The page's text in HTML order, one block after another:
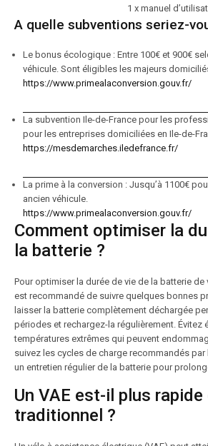
1 x manuel
A quelle subventions seriez-
Le bonus écologique : Entre 100€ et 900€
véhicule. Sont éligibles les majeurs
https://www.primealaconversion.gouv.fr/
La subvention Ile-de-France pour les
pour les entreprises domiciliées en Ile-de-
https://mesdemarches.iledefrance.fr/
La prime à la conversion : Jusqu’à 1100€
ancien véhicule.
https://www.primealaconversion.gouv.fr/
Comment optimiser la
la batterie ?
Pour optimiser la durée de vie de la batterie de
est recommandé de suivre quelques bonnes
laisser la batterie complètement déchargée
périodes et rechargez-la régulièrement. Évitez
températures extrêmes qui peuvent
suivez les cycles de charge recommandés
un entretien régulier de la batterie pour
Un VAE est-il plus rapide
traditionnel ?